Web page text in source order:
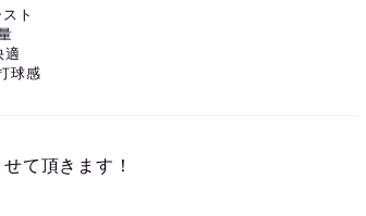
ト
適
球感
て頂きます！